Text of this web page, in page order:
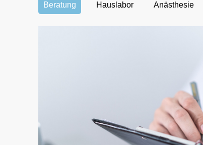
Beratung Hauslabor Anästhesie